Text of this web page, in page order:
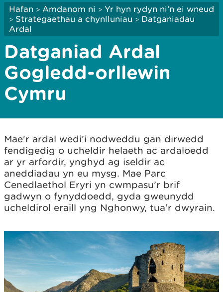
Hafan > Amdanom ni > Yr hyn rydyn ni’n ei wneud
> Strategaethau a chynlluniau > Datganiadau
Ardal
Datganiad Ardal
Gogledd-orllewin
Cymru
Mae'r ardal wedi’i nodweddu gan dirwedd
fendigedig o ucheldir helaeth ac ardaloedd
ar yr arfordir, ynghyd ag iseldir ac
aneddiadau yn eu mysg. Mae Parc
Cenedlaethol Eryri yn cwmpasu’r brif
gadwyn o fynyddoedd, gyda gweunydd
ucheldirol eraill yng Nghonwy, tua’r dwyrain.